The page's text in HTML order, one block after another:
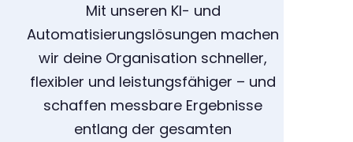
Mit unseren KI- und
Automatisierungslösungen machen
wir deine Organisation schneller,
flexibler und leistungsfähiger – und
schaffen messbare Ergebnisse
entlang der gesamten